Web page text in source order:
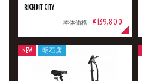
RICHBIT CITY
本体価格 ¥139,800
NEW 明石店